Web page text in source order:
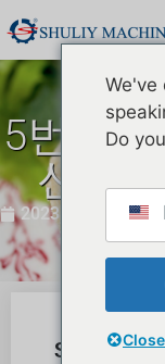
5번째
선별
2023년 5월 31일
Shuliy에게
We've
Do